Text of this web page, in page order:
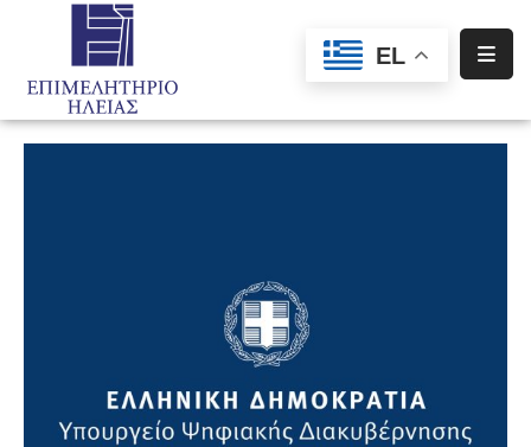
EL
Αρχική
Πληροφόρηση